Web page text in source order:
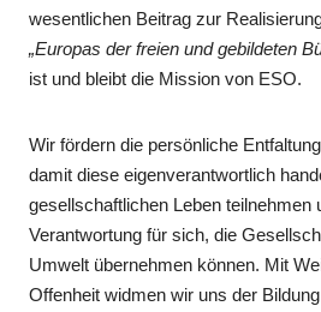
wesentlichen Beitrag zur
„Europas der freien und gebildeten
ist und bleibt die Mission von ESO.
Wir fördern die persönliche
damit diese eigenverantwortlich
gesellschaftlichen Leben teilnehmen
Verantwortung für sich, die
Umwelt übernehmen können. Mit
Offenheit widmen wir uns der